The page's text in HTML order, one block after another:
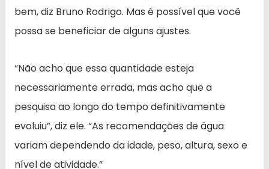
bem, diz Bruno Rodrigo. Mas é possível que você
possa se beneficiar de alguns ajustes.
“Não acho que essa quantidade esteja
necessariamente errada, mas acho que a
pesquisa ao longo do tempo definitivamente
evoluiu”, diz ele. “As recomendações de água
variam dependendo da idade, peso, altura, sexo e
nível de atividade.”